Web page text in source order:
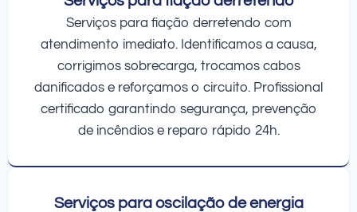
Serviços para fiação derretendo com
atendimento imediato. Identificamos a causa,
corrigimos sobrecarga, trocamos cabos
danificados e reforçamos o circuito. Profissional
certificado garantindo segurança, prevenção
de incêndios e reparo rápido 24h.
Serviços para oscilação de energia